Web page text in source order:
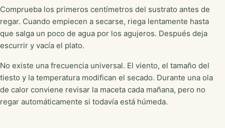
Comprueba los primeros centímetros del sustrato antes de
regar. Cuando empiecen a secarse, riega lentamente hasta
que salga un poco de agua por los agujeros. Después deja
escurrir y vacía el plato.
No existe una frecuencia universal. El viento, el tamaño del
tiesto y la temperatura modifican el secado. Durante una ola
de calor conviene revisar la maceta cada mañana, pero no
regar automáticamente si todavía está húmeda.